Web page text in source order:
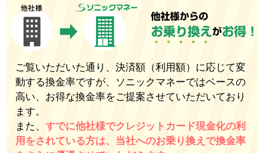
ご覧いただいた通り、決済額（利用額）に応じて変
動する換金率ですが、ソニックマネーではベースの
高い、お得な換金率をご提案させていただいており
ます。
また、すでに他社様でクレジットカード現金化の利
用をされている方は、当社へのお乗り換えで換金率